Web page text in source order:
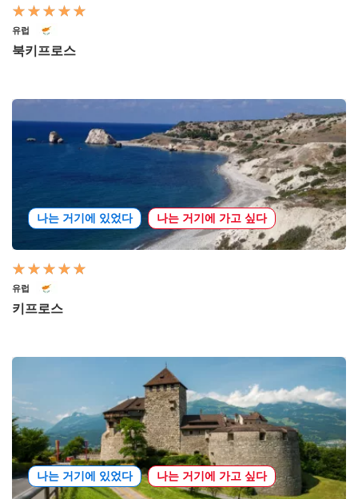
유럽
북키프로스
나는 거기에 있었다 나는 거기에 가고 싶다
유럽
키프로스
나는 거기에 있었다 나는 거기에 가고 싶다